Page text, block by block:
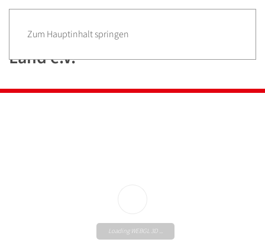
Zum Hauptinhalt springen
Loading WEBGL 3D ...